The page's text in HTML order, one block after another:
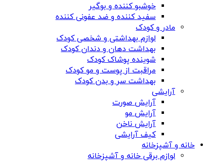
خوشبو کننده و بوگیر
سفید کننده و ضد عفونی کننده
مادر و کودک
لوازم بهداشتی و شخصی کودک
بهداشت دهان و دندان کودک
شوینده پوشاک کودک
مراقبت از پوست و مو کودک
بهداشت سر و بدن کودک
آرایشی
آرایش صورت
آرایش مو
آرایش ناخن
کیف آرایشی
خانه و آشپزخانه
لوازم برقی خانه و آشپزخانه